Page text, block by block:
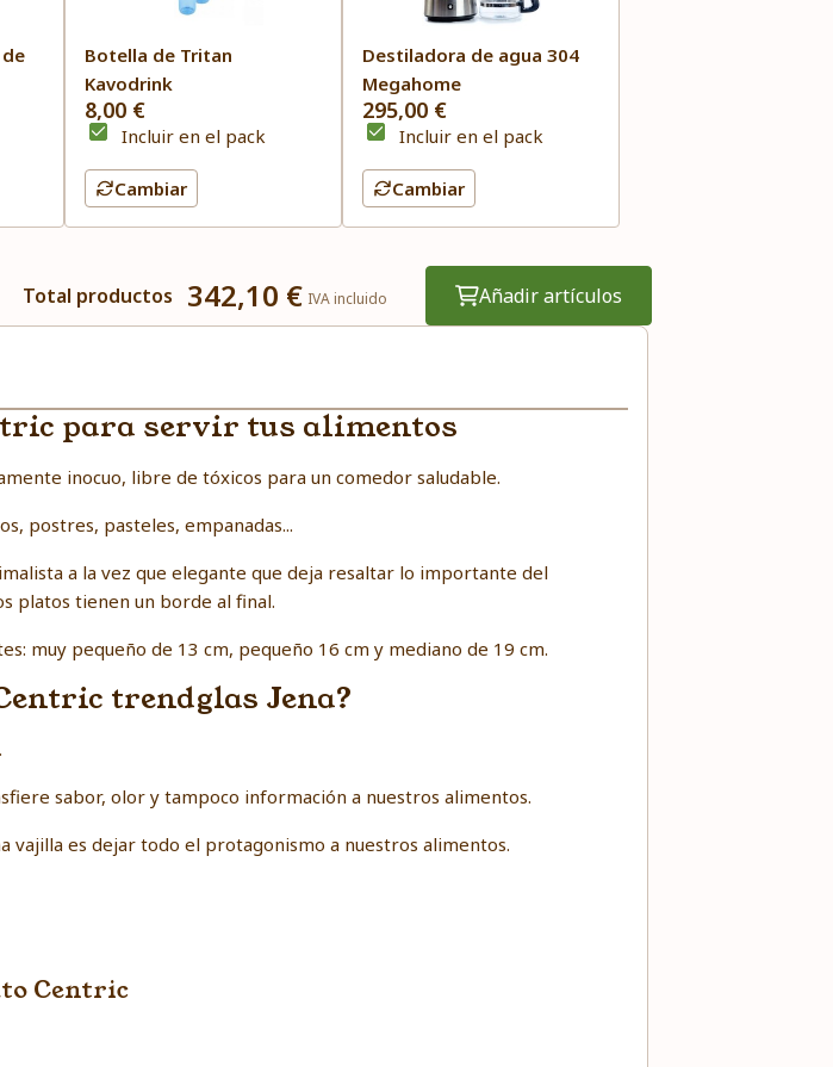
Botella de Tritan
Kavodrink
8,00 €
Incluir en el pack
Cambiar
Destiladora de agua 304
Megahome
295,00 €
Incluir en el pack
Cambiar
Total productos 342,10 € IVA incluido Añadir artículos
para servir tus alimentos
inocuo, libre de tóxicos para un comedor saludable.
postres, pasteles, empanadas...
a la vez que elegante que deja resaltar lo importante del
platos tienen un borde al final.
muy pequeño de 13 cm, pequeño 16 cm y mediano de 19 cm.
trendglas Jena?
sabor, olor y tampoco información a nuestros alimentos.
vajilla es dejar todo el protagonismo a nuestros alimentos.
Centric